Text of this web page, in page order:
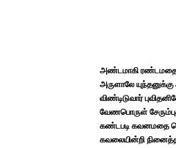
அண்டமாகி
அருளாலே
விண்டிடுவார்
வேணபொருள்
கண்டபடி கவனமதை
கவலையின்றி